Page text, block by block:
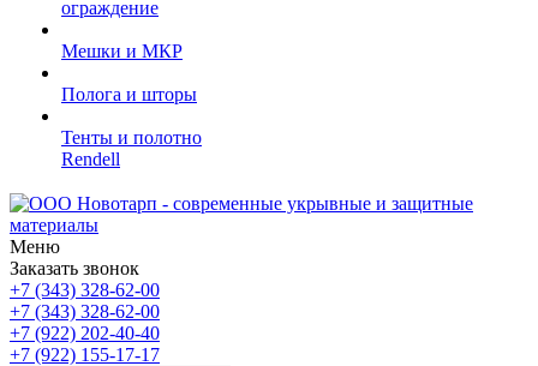
ограждение
Мешки и МКР
Полога и шторы
Тенты и полотно
Rendell
Меню
Заказать звонок
+7 (343) 328-62-00
+7 (343) 328-62-00
+7 (922) 202-40-40
+7 (922) 155-17-17